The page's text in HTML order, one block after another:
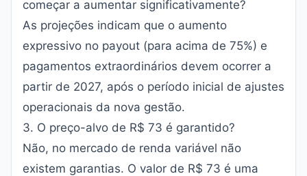
começar a aumentar significativamente?
As projeções indicam que o aumento
expressivo no payout (para acima de 75%) e
pagamentos extraordinários devem ocorrer a
partir de 2027, após o período inicial de ajustes
operacionais da nova gestão.
3. O preço-alvo de R$ 73 é garantido?
Não, no mercado de renda variável não
existem garantias. O valor de R$ 73 é uma